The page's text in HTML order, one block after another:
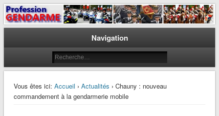
Profession Gendarme
Le journal des gendarmes
Navigation
Vous êtes ici: Accueil › Actualités › Chauny : nouveau
commandement à la gendarmerie mobile